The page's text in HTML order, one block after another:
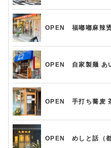
OPEN 福嘟嘟麻辣烫
OPEN 自家製麺 あ
OPEN 手打ち蕎麦
OPEN めしと話（都